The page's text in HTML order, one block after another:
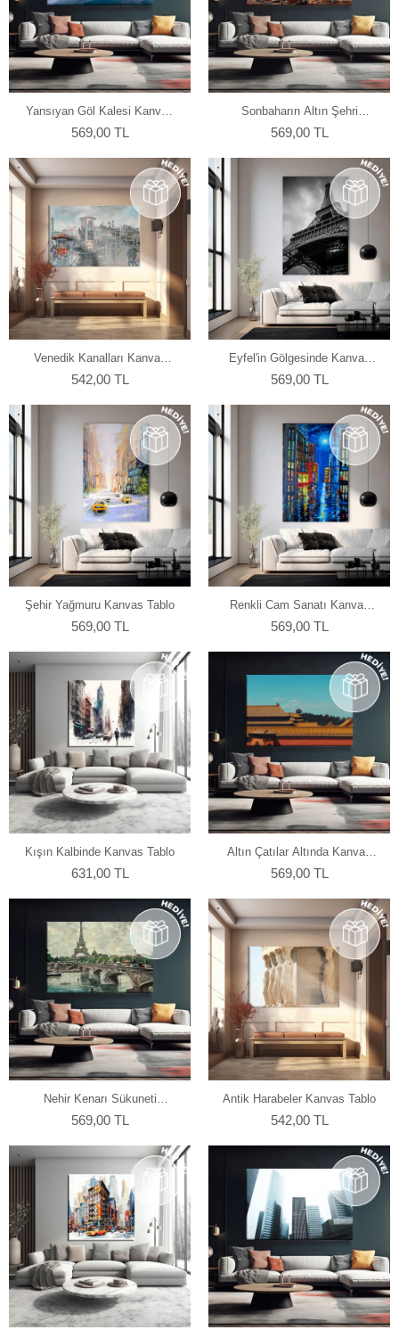
Yansıyan Göl Kalesi Kanvas
Tablo
569,00 TL
Sonbaharın Altın Şehri
Kanvas Tablo
569,00 TL
Venedik Kanalları Kanvas
Tablo
542,00 TL
Eyfel'in Gölgesinde Kanvas
Tablo
569,00 TL
Şehir Yağmuru Kanvas Tablo
569,00 TL
Renkli Cam Sanatı Kanvas
Tablo
569,00 TL
Kışın Kalbinde Kanvas Tablo
631,00 TL
Altın Çatılar Altında Kanvas
Tablo
569,00 TL
Nehir Kenarı Sükuneti
Kanvas Tablo
569,00 TL
Antik Harabeler Kanvas Tablo
542,00 TL